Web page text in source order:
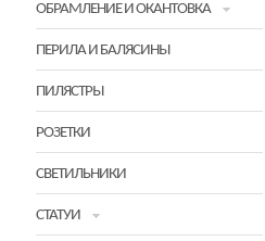
ОБРАМЛЕНИЕ И ОКАНТОВКА
ПЕРИЛА И БАЛЯСИНЫ
ПИЛЯСТРЫ
РОЗЕТКИ
СВЕТИЛЬНИКИ
СТАТУИ